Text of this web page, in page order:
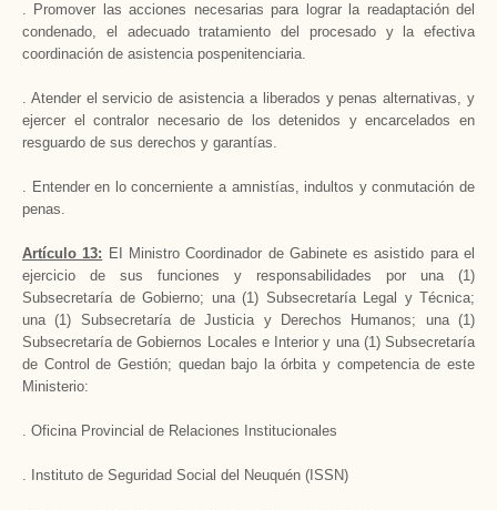
. Promover las acciones necesarias para lograr la readaptación del
condenado, el adecuado tratamiento del procesado y la efectiva
coordinación de asistencia pospenitenciaria.
. Atender el servicio de asistencia a liberados y penas alternativas, y
ejercer el contralor necesario de los detenidos y encarcelados en
resguardo de sus derechos y garantías.
. Entender en lo concerniente a amnistías, indultos y conmutación de
penas.
Artículo 13: EI Ministro Coordinador de Gabinete es asistido para el
ejercicio de sus funciones y responsabilidades por una (1)
Subsecretaría de Gobierno; una (1) Subsecretaría Legal y Técnica;
una (1) Subsecretaría de Justicia y Derechos Humanos; una (1)
Subsecretaría de Gobiernos Locales e Interior y una (1) Subsecretaría
de Control de Gestión; quedan bajo la órbita y competencia de este
Ministerio:
. Oficina Provincial de Relaciones Institucionales
. Instituto de Seguridad Social del Neuquén (ISSN)